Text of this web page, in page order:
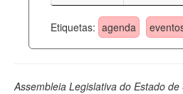
Legislação
Etiquetas: agenda
Assembleia Legislativa do Estado de